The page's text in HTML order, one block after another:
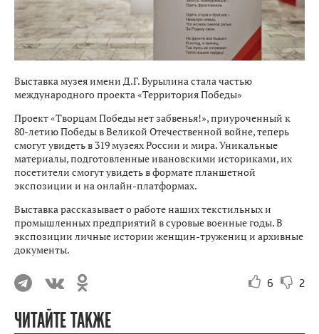
Выставка музея имени Д.Г. Бурылина стала частью
международного проекта «Территория Победы»
Проект «Творцам Победы нет забвенья!», приуроченный к
80-летию Победы в Великой Отечественной войне, теперь
смогут увидеть в 319 музеях России и мира. Уникальные
материалы, подготовленные ивановскими историками, их
посетители смогут увидеть в формате планшетной
экспозиции и на онлайн-платформах.
Выставка рассказывает о работе наших текстильных и
промышленных предприятий в суровые военные годы. В
экспозиции личные истории женщин-тружениц и архивные
документы.
6 2
ЧИТАЙТЕ ТАКЖЕ